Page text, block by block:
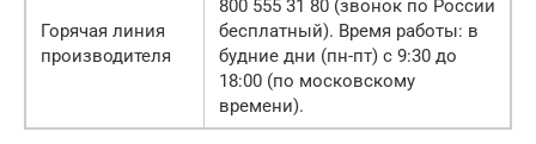
Горячая линия
производителя
800 555 31 80 (звонок по России
бесплатный). Время работы: в
будние дни (пн-пт) с 9:30 до
18:00 (по московскому
времени).